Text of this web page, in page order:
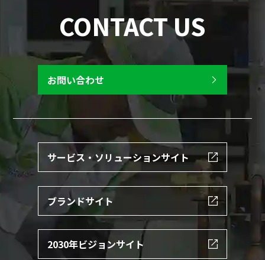
CONTACT US
お問い合わせ
サービス・ソリューションサイト
ブランドサイト
2030年ビジョンサイト